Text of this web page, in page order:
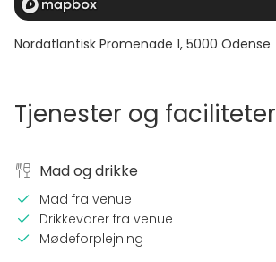
Nordatlantisk Promenade 1, 5000 Odense
Tjenester og faciliteter
Mad og drikke
Mad fra venue
Drikkevarer fra venue
Mødeforplejning